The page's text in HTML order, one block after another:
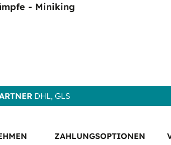
- Miniking
DHL, GLS
ZAHLUNGSOPTIONEN